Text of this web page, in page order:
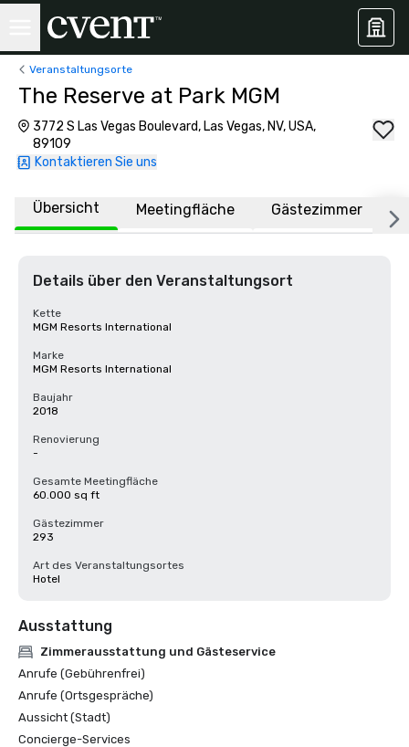
Veranstaltungsorte
The Reserve at Park MGM
3772 S Las Vegas Boulevard, Las Vegas, NV, USA,
89109
Kontaktieren Sie uns
Übersicht Meetingfläche Gästezimmer
Details über den Veranstaltungsort
Kette
MGM Resorts International
Marke
MGM Resorts International
Baujahr
2018
Renovierung
-
Gesamte Meetingfläche
60.000 sq ft
Gästezimmer
293
Art des Veranstaltungsortes
Hotel
Ausstattung
Zimmerausstattung und Gästeservice
Anrufe (Gebührenfrei)
Anrufe (Ortsgespräche)
Aussicht (Stadt)
Concierge-Services